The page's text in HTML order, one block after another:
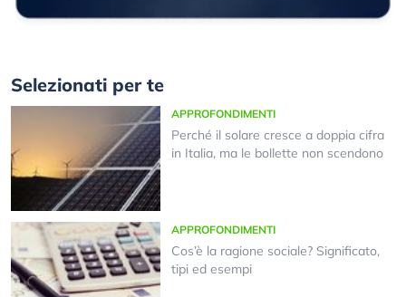
Selezionati per te
APPROFONDIMENTI
Perché il solare cresce a doppia cifra
in Italia, ma le bollette non scendono
APPROFONDIMENTI
Cos’è la ragione sociale? Significato,
tipi ed esempi